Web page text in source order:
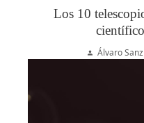
Los 10
Álvaro Sanz